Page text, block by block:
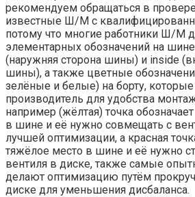
рекомендуем обращаться в
известные Ш/М с
потому что многие работники Ш/М
элементарных обозначений на
(наружняя сторона шины) и inside
шины), а также цветные
зелёные и белые) на борту,
производитель для удобства
например (жёлтая) точка
в шине и её нужно совмещать с
лучшей оптимизации, а красная
тяжёлое место в шине и её нужно
вентиля в диске, также самые
делают оптимизацию путём
диске для уменьшения дисбаланса.